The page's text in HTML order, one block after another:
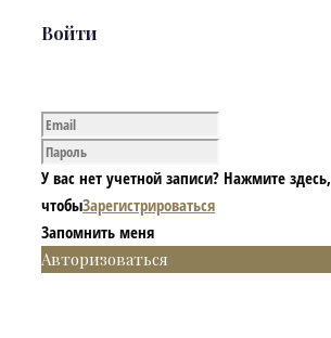
Войти
У вас нет учетной записи? Нажмите здесь,
чтобыЗарегистрироваться
Запомнить меня
Авторизоваться